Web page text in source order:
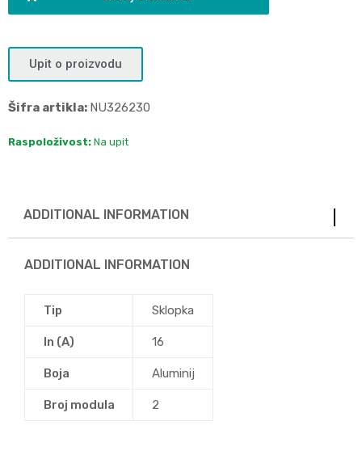
Upit o proizvodu
Šifra artikla: NU326230
Raspoloživost: Na upit
ADDITIONAL INFORMATION
ADDITIONAL INFORMATION
Tip Sklopka
In (A) 16
Boja Aluminij
Broj modula 2